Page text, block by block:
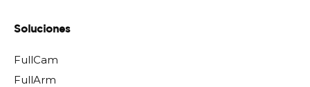
Soluciones
FullCam
FullArm